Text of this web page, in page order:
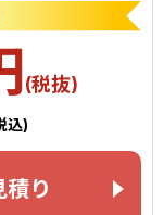
(税抜)
込)
積り